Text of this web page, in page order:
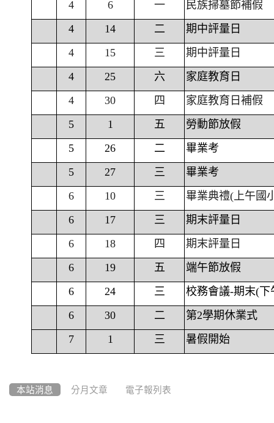
4
6 一
民族掃墓節補假
4
14 二
期中評量日
4
15 三
期中評量日
4
25 六
家庭教育日
4
30 四
家庭教育日補假
5
1 五
勞動節放假
5
26 二
畢業考
5
27 三
畢業考
6
10 三
畢業典禮(上午國
6
17 三
期末評量日
6
18 四
期末評量日
6
19 五
端午節放假
6
24 三
校務會議-期末(下
6
30 二
第2學期休業式
7
1 三 暑假開始
本站消息 分月文章 電子報列表